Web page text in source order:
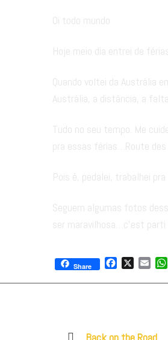
Oi todo mundo
Hoje meio dia entrei de
Quando voltei da Austrália
Austrália, a distância, a
Tudo no seu tempo. Me
pra essas férias…Route des
Pois é, pedalei, trabalhei
Seguem algumas fotos
ser maravilhosa…c’est parti
Share Facebook Email